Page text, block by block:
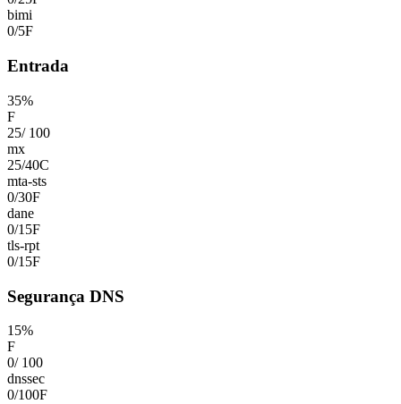
bimi
0/5F
Entrada
35%
F
25/ 100
mx
25/40C
mta-sts
0/30F
dane
0/15F
tls-rpt
0/15F
Segurança DNS
15%
F
0/ 100
dnssec
0/100F